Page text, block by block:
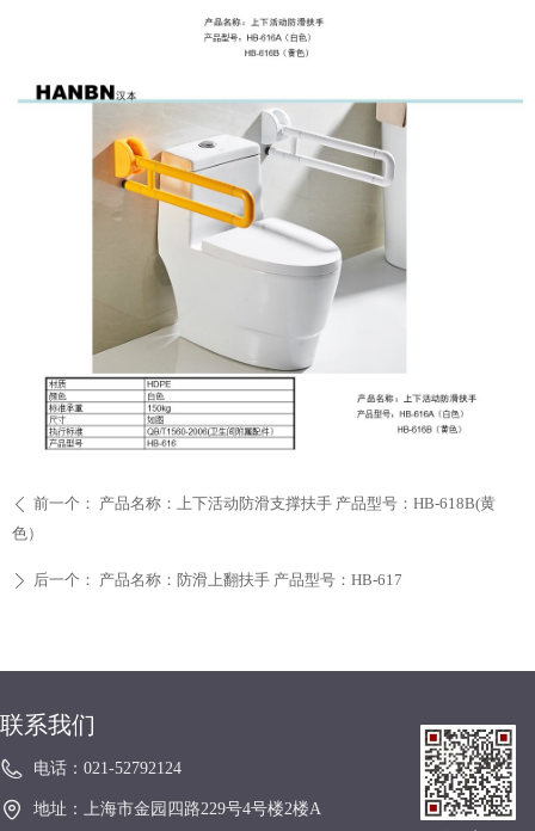
ꄴ 前一个： 产品名称：上下活动防滑支撑扶手 产品型号：HB-618B(黄
色）
ꄲ 后一个： 产品名称：防滑上翻扶手 产品型号：HB-617
联系我们
电话： 021-52792124
地址： 上海市金园四路229号4号楼2楼A